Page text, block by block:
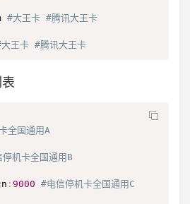
#大王卡 #腾讯大王卡
王卡 #腾讯大王卡
全国通用A
停机卡全国通用B
: 9000 #电信停机卡全国通用C